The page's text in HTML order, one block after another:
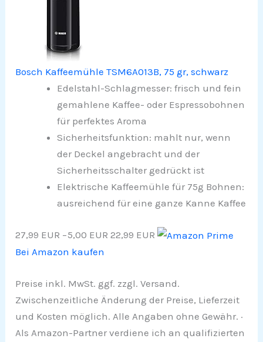
Bosch Kaffeemühle TSM6A013B, 75 gr, schwarz
Edelstahl-Schlagmesser: frisch und fein
gemahlene Kaffee- oder Espressobohnen
für perfektes Aroma
Sicherheitsfunktion: mahlt nur, wenn
der Deckel angebracht und der
Sicherheitsschalter gedrückt ist
Elektrische Kaffeemühle für 75g Bohnen:
ausreichend für eine ganze Kanne Kaffee
27,99 EUR −5,00 EUR 22,99 EUR
Bei Amazon kaufen
Preise inkl. MwSt. ggf. zzgl. Versand.
Zwischenzeitliche Änderung der Preise, Lieferzeit
und Kosten möglich. Alle Angaben ohne Gewähr. ·
Als Amazon-Partner verdiene ich an qualifizierten